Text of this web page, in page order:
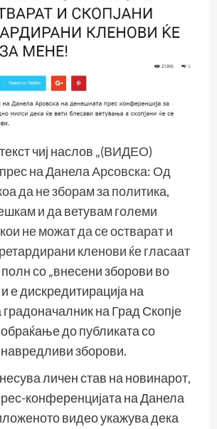
чиј наслов „(ВИДЕО)
на Данела Арсовска: Од
да не зборам за политика,
и да ветувам големи
не можат да се остварат и
кленови ќе гласаат
полн со „внесени зборови во
и е дискредитирација на
градоначалник на Град Скопје
обраќање до публиката со
зборови.
личен став на новинарот,
конференцијата на Данела
видео укажува дека